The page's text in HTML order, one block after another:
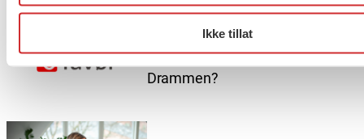
Ikke tillat
Er du berørt av brannen i
Drammen?